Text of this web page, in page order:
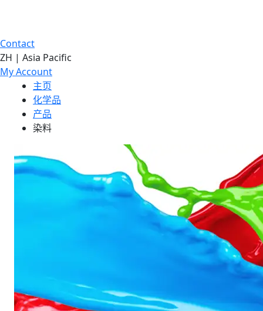
Contact
ZH | Asia Pacific
My Account
主页
化学品
产品
染料